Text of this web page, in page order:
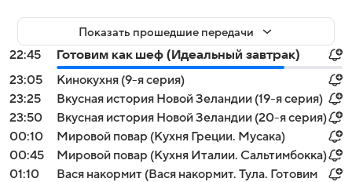
Показать прошедшие передачи
22:45
Готовим как шеф (Идеальный завтрак)
23:05
Кинокухня (9-я серия)
23:25
Вкусная история Новой Зеландии (19-я серия)
23:50
Вкусная история Новой Зеландии (20-я серия)
00:10
Мировой повар (Кухня Греции. Мусака)
00:45
Мировой повар (Кухня Италии. Сальтимбокка)
01:10
Вася накормит (Вася накормит. Тула. Готовим